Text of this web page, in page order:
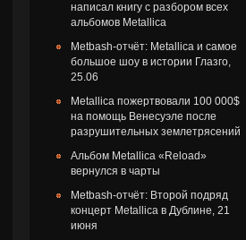
написал книгу с разбором всех
альбомов Metallica
Metbash-отчёт: Metallica и самое
большое шоу в истории Глазго,
25.06
Metallica пожертвовали 100 000$
на помощь Венесуэле после
разрушительных землетрясений
Альбом Metallica «Reload»
вернулся в чарты
Metbash-отчёт: Второй подряд
концерт Metallica в Дублине, 21
июня